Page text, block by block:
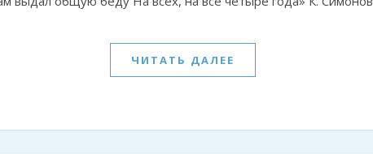
ЧИТАТЬ ДАЛЕЕ